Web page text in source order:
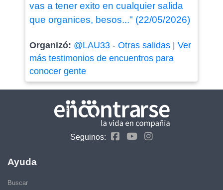
vas a tener exito en cualquier salida
que organices, besos..." (22/05/2026)
Organizó: @LAU33- Otras salidas| Ver
más testimonios de encuentros para
conocer gente
Seguinos:
Ayuda
Buscar